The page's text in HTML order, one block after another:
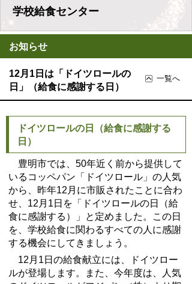
学校給食センター
お知らせ
12月1日は「ドイツロールの
日」（給食に感謝する日）
一覧へ
ドイツロールの日（給食に感謝する
日）
豊明市では、50年近く前から提供して
いるコッペパン「ドイツロール」の人気
から、昨年12月に市販されたことに合わ
せ、12月1日を「ドイツロールの日（給
食に感謝する）」と定めました。この日
を、学校給食に関わるすべての人に感謝
する機会にしてきましょう。
12月1日の給食献立には、ドイツロー
ルが登場します。また、今年度は、人気